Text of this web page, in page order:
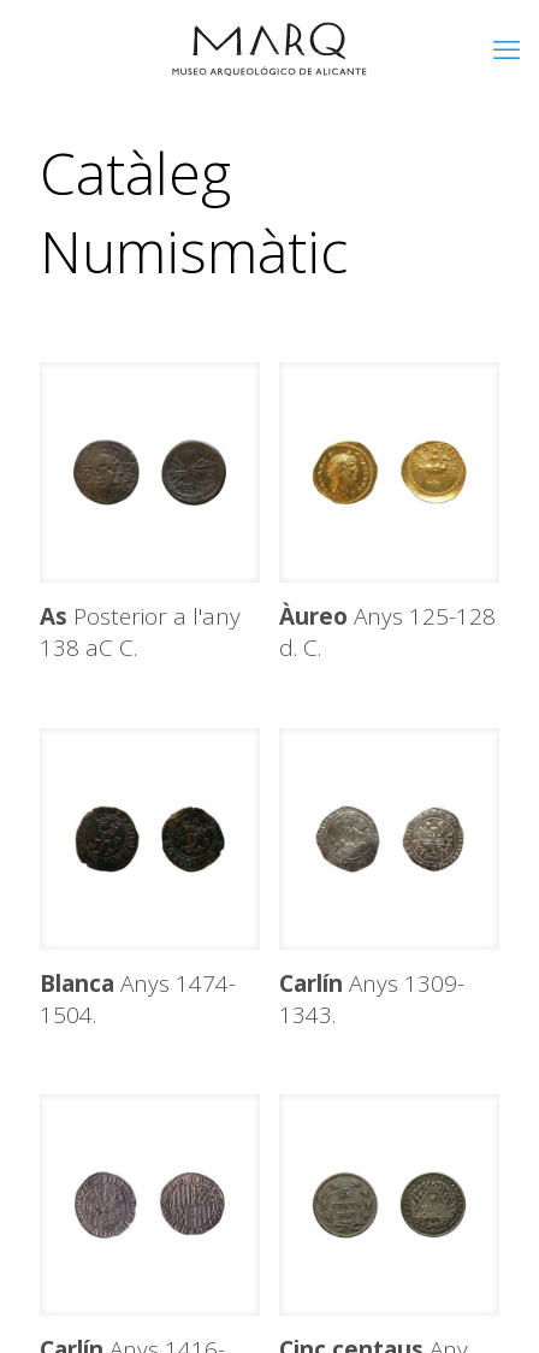
Catàleg
Numismàtic
As Posterior a l'any
138 aC C.
Àureo Anys 125-128
d. C.
Blanca Anys 1474-
1504.
Carlín Anys 1309-
1343.